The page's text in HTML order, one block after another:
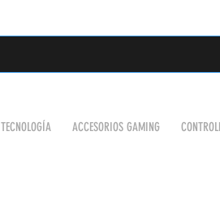
TECNOLOGÍA ACCESORIOS GAMING